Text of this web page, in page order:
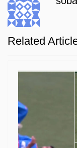
Related